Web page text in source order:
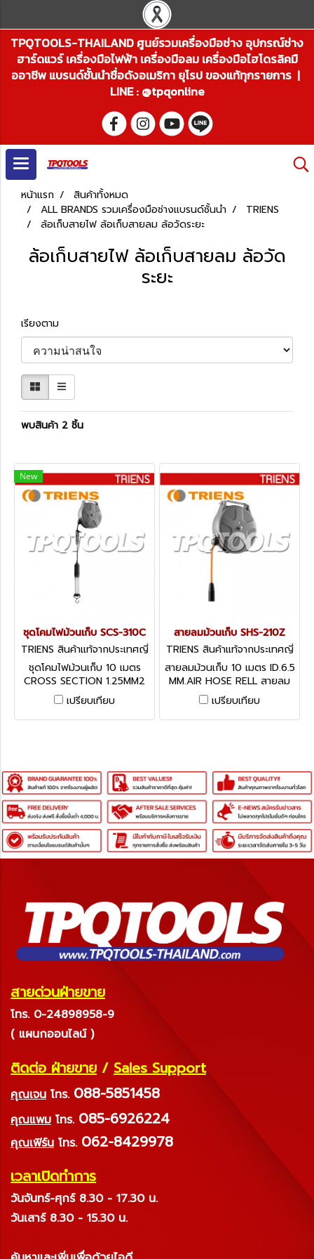
TPQTOOLS-THAILAND ศูนย์รวมเครื่องมือช่าง อุปกรณ์ช่าง
ฮาร์ดแวร์ เครื่องมือไฟฟ้า เครื่องมือลม เครื่องมือไฮโดรลิคมื
ออาชีพ แบรนด์ชั้นนำชื่อดังอเมริกา ยุโรป ของแท้ทุกรายการ |
LINE : @tpqonline
หน้าแรก
สินค้าทั้งหมด
ALL BRANDS รวมเครื่องมือช่างแบรนด์ชั้นนำ
TRIENS
ล้อเก็บสายไฟ ล้อเก็บสายลม ล้อวัดระยะ
ล้อเก็บสายไฟ ล้อเก็บสายลม ล้อวัด
ระยะ
เรียงตาม
พบสินค้า 2 ชิ้น
New
ชุดโคมไฟม้วนเก็บ SCS-310C
TRIENS สินค้าแท้จากประเทศญี่
ปุ่น SCS-310C
ชุดโคมไฟม้วนเก็บ 10 เมตร
CROSS SECTION 1.25MM2
*3 CORES ชุดโคมไฟม้วนเก็บ
รุ่น SCS-310C สายยาว 10
เมตร CAPTAIN LIGHT REEL
เปรียบเทียบ
สายลมม้วนเก็บ SHS-210Z
TRIENS สินค้าแท้จากประเทศญี่
ปุ่น SHS-210Z
สายลมม้วนเก็บ 10 เมตร ID.6.5
MM.AIR HOSE RELL สายลม
ม้วนเก็บ รุ่น SHS-210Z AIR
HOSE REEL สายยาว 10 เมตร
เส้นผ่านศูนย์กล้างด้านในสาย
เปรียบเทียบ
สายด่วนฝ่ายขาย
โทร. 0-24898958-9
( แผนกออนไลน์ )
ติดต่อ ฝ่ายขาย / Sales Support
คุณเจน โทร. 088-5851458
คุณแพม โทร. 085-6926224
คุณเฟิร์น โทร. 062-8429978
เวลาเปิดทำการ
วันจันทร์-ศุกร์ 8.30 - 17.30 น.
วันเสาร์ 8.30 - 15.30 น.